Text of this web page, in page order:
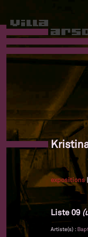
expositions|
Liste 09
Artiste(s) :